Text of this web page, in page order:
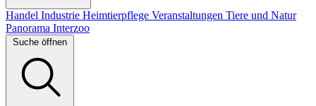
Handel Industrie Heimtierpflege Veranstaltungen Tiere und Natur
Panorama Interzoo
Suche öffnen